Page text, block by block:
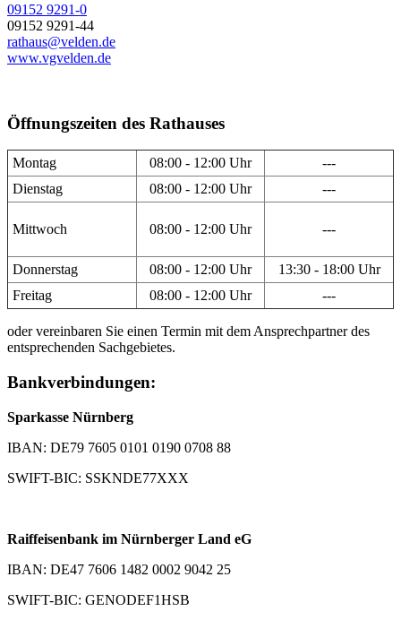
09152 9291-0
09152 9291-44
rathaus@velden.de
www.vgvelden.de
Öffnungszeiten des Rathauses
Montag 08:00 - 12:00 Uhr
---
Dienstag
08:00 - 12:00 Uhr ---
Mittwoch 08:00 - 12:00 Uhr ---
Donnerstag 08:00 - 12:00 Uhr
13:30 - 18:00 Uhr
Freitag
08:00 - 12:00 Uhr ---
oder vereinbaren Sie einen Termin mit dem Ansprechpartner des
entsprechenden Sachgebietes.
Bankverbindungen:
Sparkasse Nürnberg
IBAN: DE79 7605 0101 0190 0708 88
SWIFT-BIC: SSKNDE77XXX
Raiffeisenbank im Nürnberger Land eG
IBAN: DE47 7606 1482 0002 9042 25
SWIFT-BIC: GENODEF1HSB